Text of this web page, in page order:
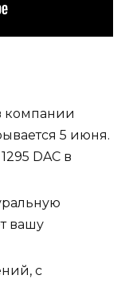
компании
5 июня.
DAC в
вашу
с